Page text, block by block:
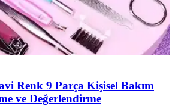
Renk 9 Parça Kişisel Bakım
ve Değerlendirme